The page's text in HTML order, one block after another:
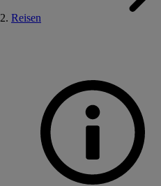
Reisen